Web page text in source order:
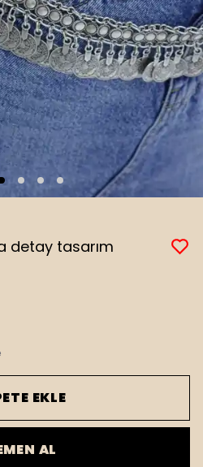
detay tasarım
EKLE
AL